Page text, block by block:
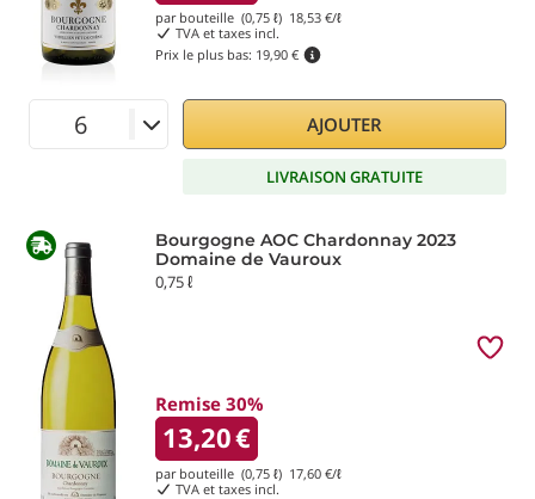
par bouteille (0,75 ℓ) 18,53 €/ℓ
TVA et taxes incl.
Prix le plus bas: 19,90 €
AJOUTER
LIVRAISON GRATUITE
Bourgogne AOC Chardonnay 2023
Domaine de Vauroux
0,75 ℓ
Remise 30%
13,20€
par bouteille (0,75 ℓ) 17,60 €/ℓ
TVA et taxes incl.